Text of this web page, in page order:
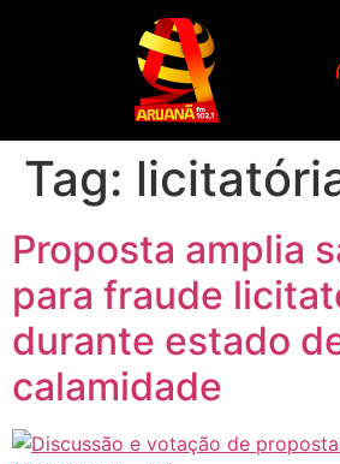
Tag:
Proposta amplia
para fraude
durante estado
calamidade